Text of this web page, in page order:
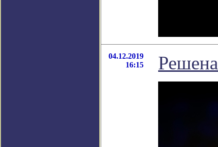
04.12.2019
16:15